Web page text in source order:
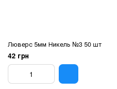
Люверс 5мм Никель №3 50 шт
42 грн